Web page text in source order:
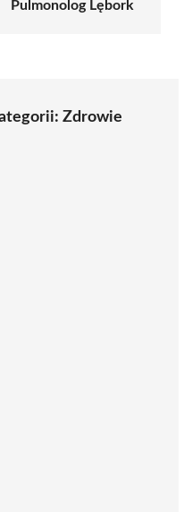
Pulmonolog Lębork
Zdrowie